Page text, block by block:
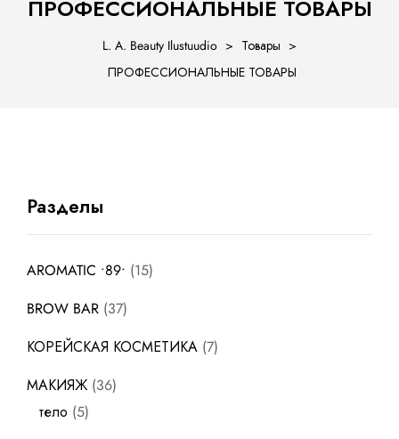
ПРОФЕССИОНАЛЬНЫЕ ТОВАРЫ
L. A. Beauty Ilustuudio > Товары >
ПРОФЕССИОНАЛЬНЫЕ ТОВАРЫ
Разделы
AROMATIC •89• 15
BROW BAR 37
КОРЕЙСКАЯ КОСМЕТИКА 7
МАКИЯЖ 36
тело 5